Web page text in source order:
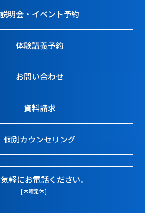
説明会・イベント予約
体験講義予約
お問い合わせ
資料請求
個別カウンセリング
軽にお電話ください。
[ 木曜定休 ]